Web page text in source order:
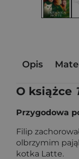
Opis
O książce
Przygodowa
Filip
olbrzymim
kotka Latte.